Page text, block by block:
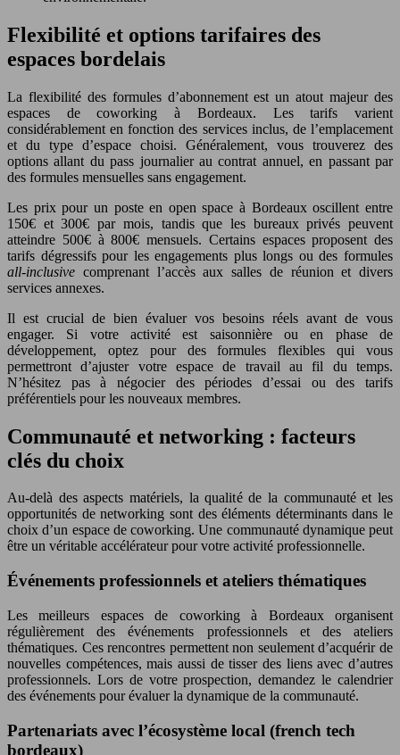
Flexibilité et options tarifaires des
espaces bordelais
La flexibilité des formules d’abonnement est un atout majeur des
espaces de coworking à Bordeaux. Les tarifs varient
considérablement en fonction des services inclus, de l’emplacement
et du type d’espace choisi. Généralement, vous trouverez des
options allant du pass journalier au contrat annuel, en passant par
des formules mensuelles sans engagement.
Les prix pour un poste en open space à Bordeaux oscillent entre
150€ et 300€ par mois, tandis que les bureaux privés peuvent
atteindre 500€ à 800€ mensuels. Certains espaces proposent des
tarifs dégressifs pour les engagements plus longs ou des formules
all-inclusive comprenant l’accès aux salles de réunion et divers
services annexes.
Il est crucial de bien évaluer vos besoins réels avant de vous
engager. Si votre activité est saisonnière ou en phase de
développement, optez pour des formules flexibles qui vous
permettront d’ajuster votre espace de travail au fil du temps.
N’hésitez pas à négocier des périodes d’essai ou des tarifs
préférentiels pour les nouveaux membres.
Communauté et networking : facteurs
clés du choix
Au-delà des aspects matériels, la qualité de la communauté et les
opportunités de networking sont des éléments déterminants dans le
choix d’un espace de coworking. Une communauté dynamique peut
être un véritable accélérateur pour votre activité professionnelle.
Événements professionnels et ateliers thématiques
Les meilleurs espaces de coworking à Bordeaux organisent
régulièrement des événements professionnels et des ateliers
thématiques. Ces rencontres permettent non seulement d’acquérir de
nouvelles compétences, mais aussi de tisser des liens avec d’autres
professionnels. Lors de votre prospection, demandez le calendrier
des événements pour évaluer la dynamique de la communauté.
Partenariats avec l’écosystème local (french tech
bordeaux)